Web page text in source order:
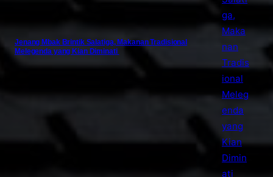
Jenang Mbak Brintik Salatiga, Makanan Tradisional
Melegenda yang Kian Diminati